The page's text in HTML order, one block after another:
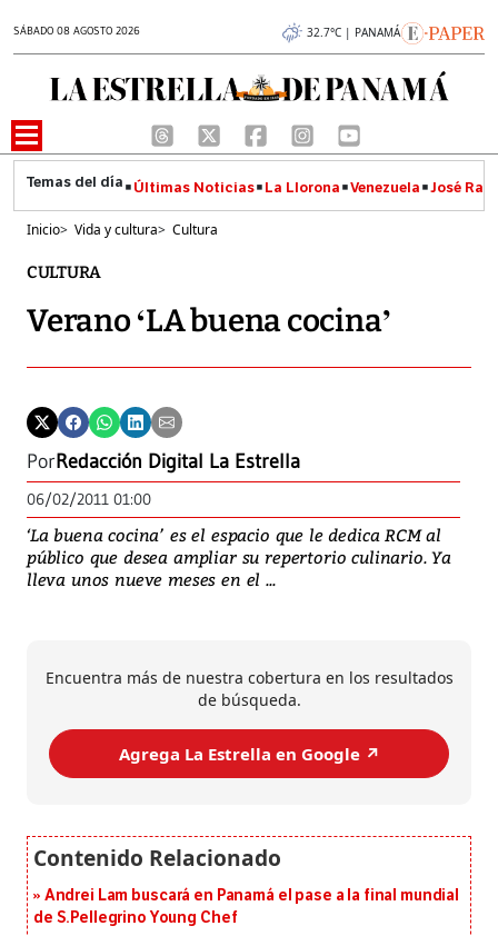
SÁBADO 08 AGOSTO 2026 32.7°C | PANAMÁ
Últimas Noticias La Llorona Venezuela José
Inicio> Vida y cultura> Cultura
CULTURA
Verano ‘LA buena cocina’
PorRedacción Digital La Estrella
06/02/2011 01:00
‘La buena cocina’ es el espacio que le dedica RCM al
público que desea ampliar su repertorio culinario. Ya
lleva unos nueve meses en el ...
Encuentra más de nuestra cobertura en los resultados
de búsqueda.
Agrega La Estrella en Google ↗️
Andrei Lam buscará en Panamá el pase a la final mundial
de S.Pellegrino Young Chef